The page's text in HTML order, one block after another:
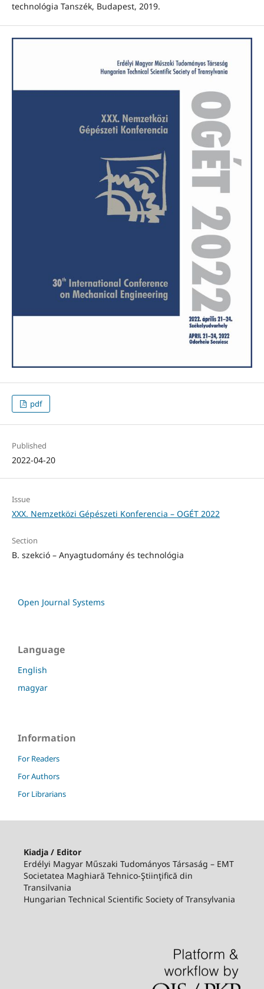
technológia Tanszék, Budapest, 2019.
pdf
Published
2022-04-20
Issue
XXX. Nemzetközi Gépészeti Konferencia – OGÉT 2022
Section
B. szekció – Anyagtudomány és technológia
Open Journal Systems
Language
English
magyar
Information
For Readers
For Authors
For Librarians
Kiadja / Editor
Erdélyi Magyar Műszaki Tudományos Társaság – EMT
Societatea Maghiară Tehnico-Ştiinţifică din
Transilvania
Hungarian Technical Scientific Society of Transylvania